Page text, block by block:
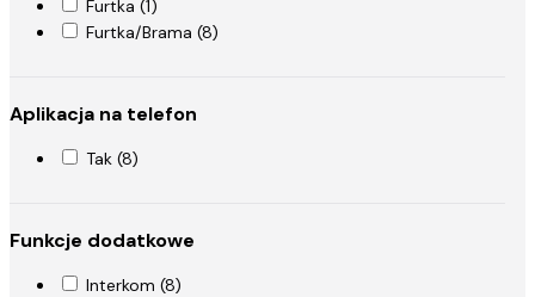
Furtka (1)
Furtka/Brama (8)
Aplikacja na telefon
Tak (8)
Funkcje dodatkowe
Interkom (8)